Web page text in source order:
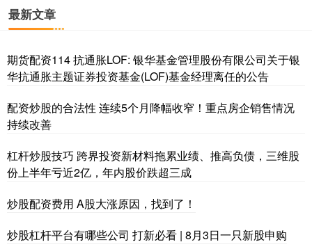
最新文章
期货配资114 抗通胀LOF: 银华基金管理股份有限公司关于银
华抗通胀主题证券投资基金(LOF)基金经理离任的公告
配资炒股的合法性 连续5个月降幅收窄！重点房企销售情况
持续改善
杠杆炒股技巧 跨界投资新材料拖累业绩、推高负债，三维股
份上半年亏近2亿，年内股价跌超三成
炒股配资费用 A股大涨原因，找到了！
炒股杠杆平台有哪些公司 打新必看 | 8月3日一只新股申购